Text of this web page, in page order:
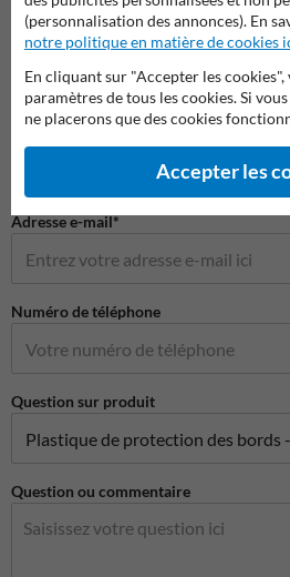
Poser votre question à
Nom*
Nom de l'entreprise
Adresse e-mail*
Numéro de téléphone
Question sur produit
Question ou commentaire
(personnalisation des annonces). En
notre politique en matière de cookies
En cliquant sur "Accepter les cookies",
paramètres de tous les cookies. Si
ne placerons que des cookies
Accepter les